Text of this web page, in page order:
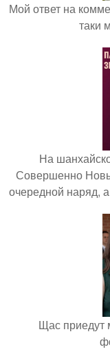
Мой ответ на
таки
На
Совершенно
очередной наряд,
Щас приедут